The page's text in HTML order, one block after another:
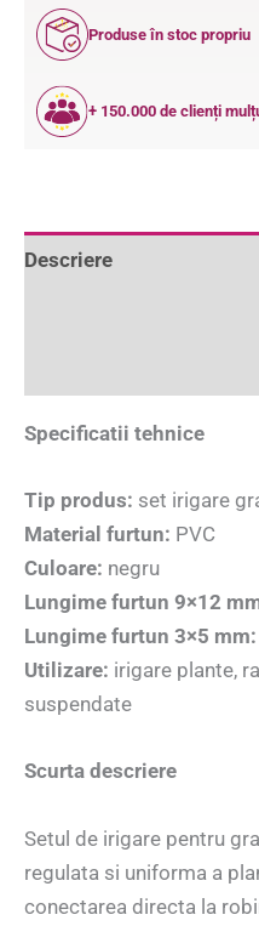
Produse în stoc propriu
+ 150.000 de clienți
Descriere
Specificatii tehnice
Tip produs: set irigare
Material furtun: PVC
Culoare: negru
Lungime furtun 9×12
Lungime furtun 3×5 mm:
Utilizare: irigare plante,
suspendate
Scurta descriere
Setul de irigare pentru
regulata si uniforma a
conectarea directa la